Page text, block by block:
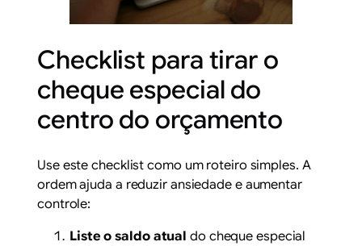
Checklist para tirar o
cheque especial do
centro do orçamento
Use este checklist como um roteiro simples. A
ordem ajuda a reduzir ansiedade e aumentar
controle:
Liste o saldo atual do cheque especial